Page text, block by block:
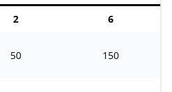
2 6
50 150